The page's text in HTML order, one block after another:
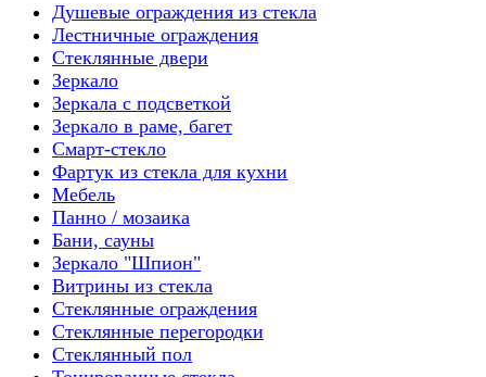
Душевые ограждения из стекла
Лестничные ограждения
Стеклянные двери
Зеркало
Зеркала с подсветкой
Зеркало в раме, багет
Смарт-стекло
Фартук из стекла для кухни
Мебель
Панно / мозаика
Бани, сауны
Зеркало "Шпион"
Витрины из стекла
Стеклянные ограждения
Стеклянные перегородки
Стеклянный пол